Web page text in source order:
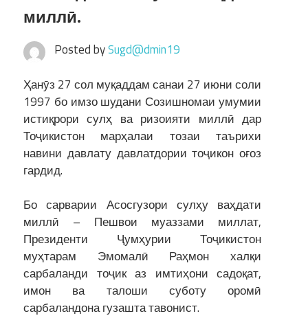
миллӣ.
Posted bySugd@dmin19
Ҳанӯз 27 сол муқаддам санаи 27 июни соли
1997 бо имзо шудани Созишномаи умумии
истиқрори сулҳ ва ризоияти миллӣ дар
Тоҷикистон марҳалаи тозаи таърихи
навини давлату давлатдории тоҷикон оғоз
гардид.
Бо сарварии Асосгузори сулҳу ваҳдати
миллӣ – Пешвои муаззами миллат,
Президенти Ҷумҳурии Тоҷикистон
муҳтарам Эмомалӣ Раҳмон халқи
сарбаланди тоҷик аз имтиҳони садоқат,
имон ва талоши суботу оромӣ
сарбаландона гузашта тавонист.